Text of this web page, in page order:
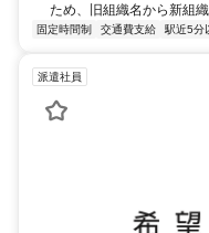
ため、旧組織名から新組
固定時間制 交通費支給 駅近5分
派遣社員